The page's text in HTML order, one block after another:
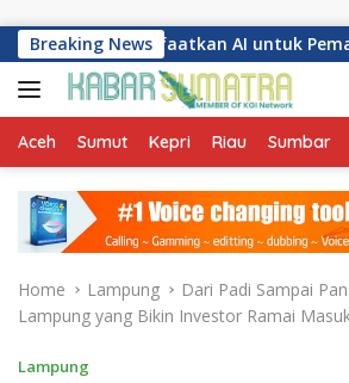
Breaking News
Manfaatkan AI untuk Pemasaran
Aceh Sumut Kepri Riau Sumbar
Home Lampung
Dari Padi Sampai
Lampung yang Bikin Investor Ramai
Lampung